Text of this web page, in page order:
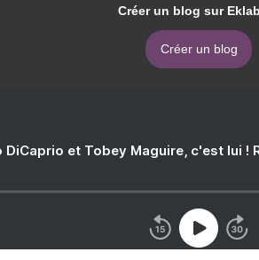
Créer un blog sur
Créer un blog
DiCaprio et Tobey Maguire, c'est lui !